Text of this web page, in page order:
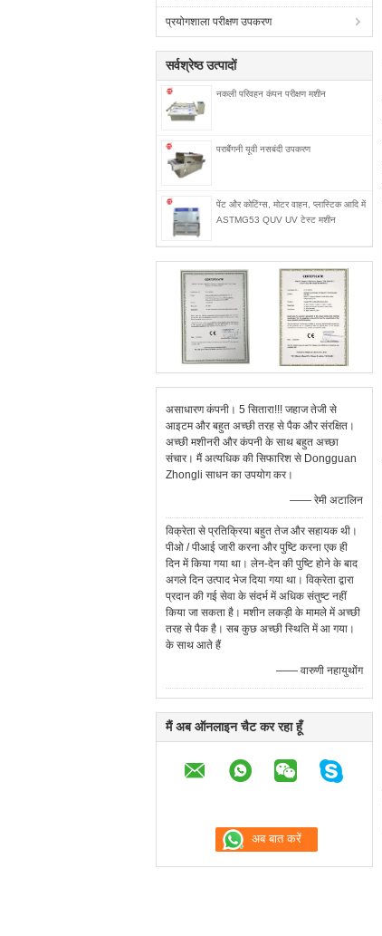
प्रयोगशाला परीक्षण उपकरण
सर्वश्रेष्ठ उत्पादों
नकली परिवहन कंपन परीक्षण मशीन
पराबैंगनी यूवी नसबंदी उपकरण
पेंट और कोटिंग्स, मोटर वाहन, प्लास्टिक आदि में
ASTMG53 QUV UV टेस्ट मशीन
असाधारण कंपनी। 5 सितारा!!! जहाज तेजी से
आइटम और बहुत अच्छी तरह से पैक और संरक्षित।
अच्छी मशीनरी और कंपनी के साथ बहुत अच्छा
संचार। मैं अत्यधिक की सिफारिश से Dongguan
Zhongli साधन का उपयोग कर।
—— रेमी अटालिन
विक्रेता से प्रतिक्रिया बहुत तेज और सहायक थी।
पीओ / पीआई जारी करना और पुष्टि करना एक ही
दिन में किया गया था। लेन-देन की पुष्टि होने के बाद
अगले दिन उत्पाद भेज दिया गया था। विक्रेता द्वारा
प्रदान की गई सेवा के संदर्भ में अधिक संतुष्ट नहीं
किया जा सकता है। मशीन लकड़ी के मामले में अच्छी
तरह से पैक है। सब कुछ अच्छी स्थिति में आ गया।
के साथ आते हैं
—— वारुणी नहायुथोंग
मैं अब ऑनलाइन चैट कर रहा हूँ